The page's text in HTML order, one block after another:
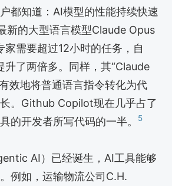
都知道：AI模型的性能持续快速
新的大型语言模型Claude Opus
需要超过12小时的任务，自
升了两倍多。同样，其“Claude
效地将普通语言指令转化为代
。Github Copilot现在几乎占了
的开发者所写代码的一半。
5
AI）已经诞生，AI工具能够
例如，运输物流公司C.H.